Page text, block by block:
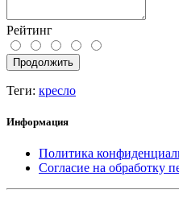
Рейтинг
Продолжить
Теги: кресло
Информация
Политика
Согласие на обработку